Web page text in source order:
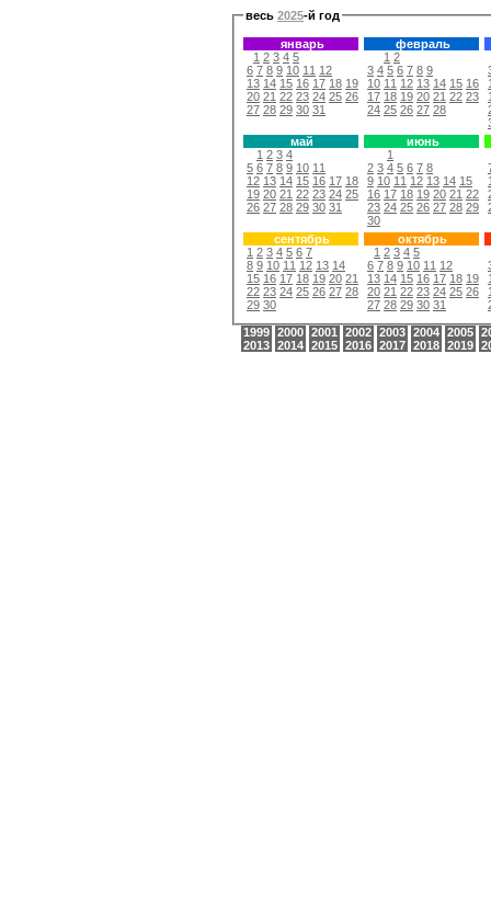
весь 2025-й год
январь
1 2 3 4 5
6 7 8 9 10 11 12
13 14 15 16 17 18 19
20 21 22 23 24 25 26
27 28 29 30 31
февраль
1 2
3 4 5 6 7 8 9
10 11 12 13 14 15 16
17 18 19 20 21 22 23
24 25 26 27 28
май
1 2 3 4
5 6 7 8 9 10 11
12 13 14 15 16 17 18
19 20 21 22 23 24 25
26 27 28 29 30 31
июнь
1
2 3 4 5 6 7 8
9 10 11 12 13 14 15
16 17 18 19 20 21 22
23 24 25 26 27 28 29
30
сентябрь
1 2 3 4 5 6 7
8 9 10 11 12 13 14
15 16 17 18 19 20 21
22 23 24 25 26 27 28
29 30
октябрь
1 2 3 4 5
6 7 8 9 10 11 12
13 14 15 16 17 18 19
20 21 22 23 24 25 26
27 28 29 30 31
1999 2000 2001 2002 2003 2004 2005
2013 2014 2015 2016 2017 2018 2019